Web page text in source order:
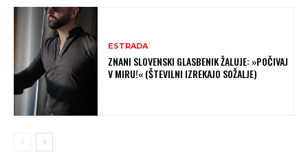
ESTRADA
ZNANI SLOVENSKI GLASBENIK ŽALUJE: »POČIVAJ
V MIRU!« (ŠTEVILNI IZREKAJO SOŽALJE)